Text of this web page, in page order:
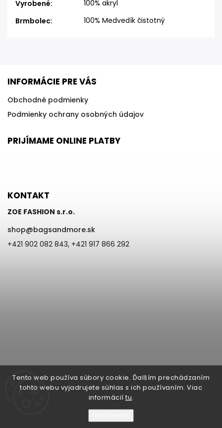
Tento web používa súbory cookie. Ďalším prechádzaním
tohto webu vyjadrujete súhlas s ich používaním. Viac
informácií tu.
Vyrobené:
100% akryl
Brmbolec: 100% Medvedík čistotný
INFORMÁCIE PRE VÁS
Obchodné podmienky
Podmienky ochrany osobných údajov
PRIJÍMAME ONLINE PLATBY
KONTAKT
ZOE FASHION s.r.o.
shop@bagsandmore.sk
+421 902 082 843, +421 917 866 292